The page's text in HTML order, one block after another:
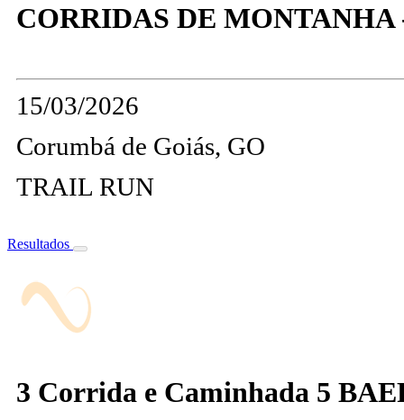
CORRIDAS DE MONTANHA
15/03/2026
Corumbá de Goiás, GO
TRAIL RUN
Resultados
3 Corrida e Caminhada 5